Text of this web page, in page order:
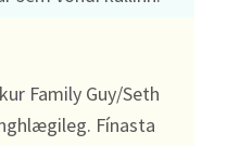
Family Guy/Seth
Fínasta